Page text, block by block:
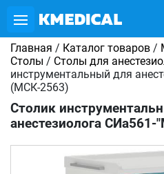
Главная / Каталог товаров /
Столы / Столы для
инструментальный для
(МСК-2563)
Столик
анестезиолога